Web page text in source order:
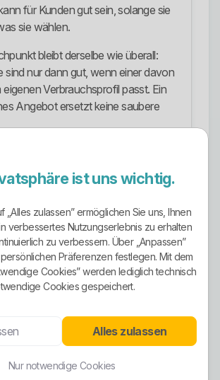
für Kunden gut sein, solange sie
sie wählen.
bleibt derselbe wie überall:
sind nur dann gut, wenn einer davon
Verbrauchsprofil passt. Ein
Angebot ersetzt keine saubere
Ausrichtung ist öffentlich erkennbar,
anderen Stadtwerken. Die
betont vor allem den
und den dynamischen Tarif.
die veröffentlichte
ein Grünstromprodukt mit
unterm Strich: Ein grüner
ist öffentlich dokumentiert, aber
ist uns wichtig.
„Alles zulassen” ermöglichen Sie uns, Ihnen
verbessertes Nutzungserlebnis zu erhalten
zu verbessern. Über „Anpassen”
Präferenzen festlegen. Mit dem
Cookies” werden lediglich technisch
Cookies gespeichert.
Alles zulassen
Nur notwendige Cookies